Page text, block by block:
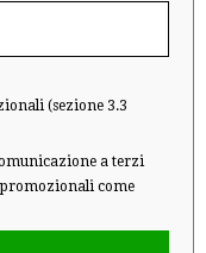
(sezione 3.3
a terzi
come